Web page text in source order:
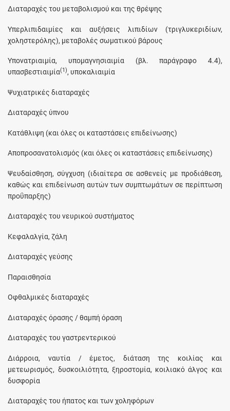
Διαταραχές του μεταβολισμού και της θρέψης
Υπερλιπιδαιμίες και αυξήσεις λιπιδίων (τριγλυκεριδίων,
χοληστερόλης), μεταβολές σωματικού βάρους
Υπονατριαιμία, υπομαγνησιαιμία (βλ. παράγραφο 4.4),
υπασβεστιαιμία(1), υποκαλιαιμία
Ψυχιατρικές διαταραχές
Διαταραχές ύπνου
Κατάθλιψη (και όλες οι καταστάσεις επιδείνωσης)
Αποπροσανατολισμός (και όλες οι καταστάσεις επιδείνωσης)
Ψευδαίσθηση, σύγχυση (ιδιαίτερα σε ασθενείς με προδιάθεση,
καθώς και επιδείνωση αυτών των συμπτωμάτων σε περίπτωση
προΰπαρξης)
Διαταραχές του νευρικού συστήματος
Κεφαλαλγία, ζάλη
Διαταραχές γεύσης
Παραισθησία
Οφθαλμικές διαταραχές
Διαταραχές όρασης / θαμπή όραση
Διαταραχές του γαστρεντερικού
Διάρροια, ναυτία / έμετος, διάταση της κοιλίας και
μετεωρισμός, δυσκοιλιότητα, ξηροστομία, κοιλιακό άλγος και
δυσφορία
Διαταραχές του ήπατος και των χοληφόρων